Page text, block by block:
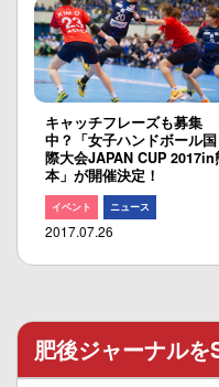
キャッチフレーズも募集
中？「女子ハンドボール国
際大会JAPAN CUP 2017in
本」が開催決定！
イベント ニュース
2017.07.26
肥後ジャーナル